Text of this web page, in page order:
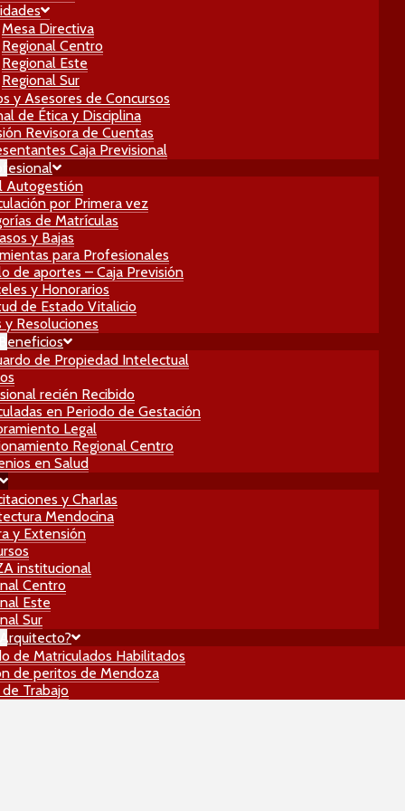
Mesa Directiva
Regional Centro
Regional Este
Regional Sur
y Asesores de Concursos
de Ética y Disciplina
Revisora de Cuentas
Caja Previsional
Autogestión
por Primera vez
de Matrículas
y Bajas
para Profesionales
de aportes – Caja Previsión
y Honorarios
de Estado Vitalicio
y Resoluciones
de Propiedad Intelectual
recién Recibido
en Periodo de Gestación
Legal
Regional Centro
en Salud
y Charlas
Mendocina
y Extensión
institucional
Centro
Este
Sur
de Matriculados Habilitados
de peritos de Mendoza
Trabajo